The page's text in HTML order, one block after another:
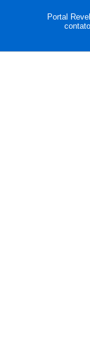
Portal